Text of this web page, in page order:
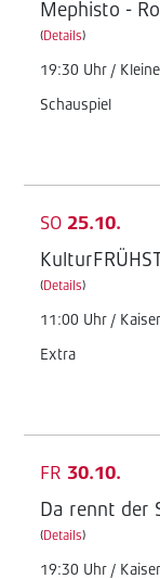
Mephisto -
(Details)
19:30 Uhr /
Schauspiel
SO 25.10.
(Details)
11:00 Uhr /
Extra
FR 30.10.
Da rennt der
(Details)
19:30 Uhr /